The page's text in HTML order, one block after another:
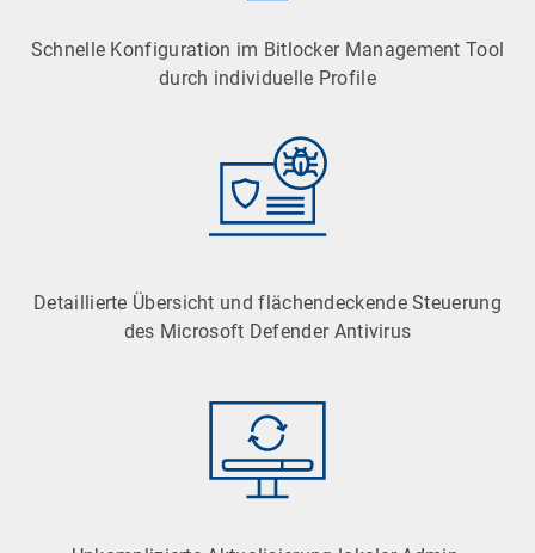
Schnelle Konfiguration im Bitlocker Management Tool
durch individuelle Profile
Detaillierte Übersicht und flächendeckende Steuerung
des Microsoft Defender Antivirus